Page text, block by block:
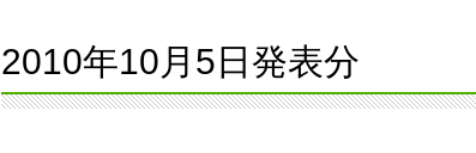
2010年10月5日発表分